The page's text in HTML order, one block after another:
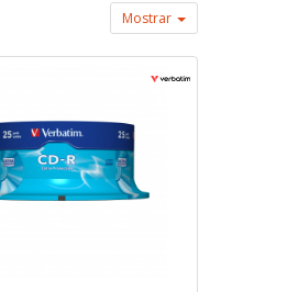
Mostrar